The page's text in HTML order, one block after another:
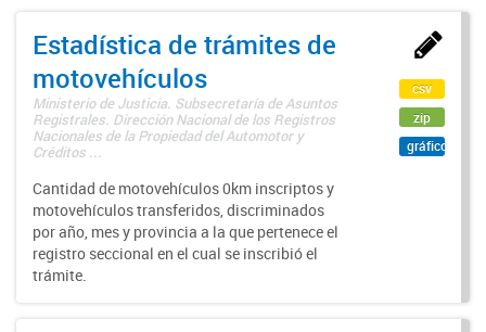
Estadística de trámites de
motovehículos
Ministerio de Justicia. Subsecretaría de Asuntos
Registrales. Dirección Nacional de los Registros
Nacionales de la Propiedad del Automotor y
Créditos ...
Cantidad de motovehículos 0km inscriptos y
motovehículos transferidos, discriminados
por año, mes y provincia a la que pertenece el
registro seccional en el cual se inscribió el
trámite.
csv
zip
gráfico